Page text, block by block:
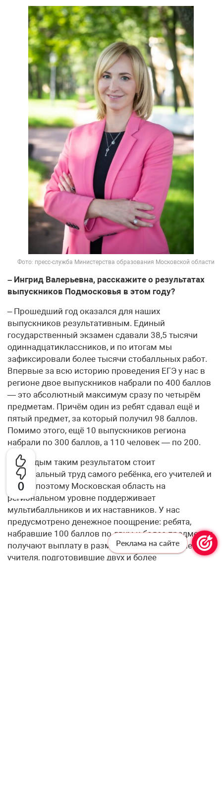
0
Фото: пресс-служба Министерства образования Московской области
– Ингрид Валерьевна, расскажите о результатах
выпускников Подмосковья в этом году?
– Прошедший год оказался для наших
выпускников результативным. Единый
государственный экзамен сдавали 38,5 тысячи
одиннадцатиклассников, и по итогам мы
зафиксировали более тысячи стобалльных работ.
Впервые за всю историю проведения ЕГЭ у нас в
регионе двое выпускников набрали по 400 баллов
— это абсолютный максимум сразу по четырём
предметам. Причём один из ребят сдавал ещё и
пятый предмет, за который получил 98 баллов.
Помимо этого, ещё 10 выпускников региона
набрали по 300 баллов, а 110 человек — по 200.
За каждым таким результатом стоит
колоссальный труд самого ребёнка, его учителей и
семьи, поэтому Московская область на
региональном уровне поддерживает
мультибалльников и их наставников. У нас
предусмотрено денежное поощрение: ребята,
набравшие 100 баллов по двум и более предметам,
получают выплату в размере 100 тысяч рублей, а
учителя, подготовившие двух и более
Реклама на сайте